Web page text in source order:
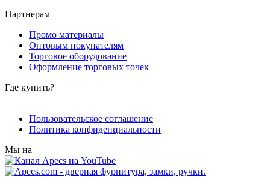
Партнерам
Промо материалы
Оптовым покупателям
Торговое оборудование
Оформление торговых точек
Где купить?
Пользовательское соглашение
Политика конфиденциальности
Мы на